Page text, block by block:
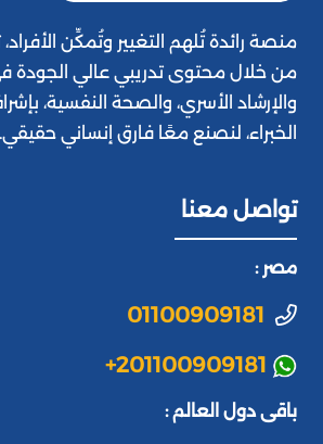
منصة رائدة تُلهم التغيير وتُمكِّن
من خلال محتوى تدريبي عالي الجودة في
والإرشاد الأسري، والصحة النفسية،
الخبراء، لنصنع معًا فارق إنساني حقيقي.
تواصل معنا
مصر :
01100909181
+201100909181
باقى دول العالم :